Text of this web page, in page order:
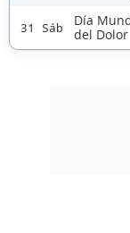
31 Sáb
Día
del Dolor